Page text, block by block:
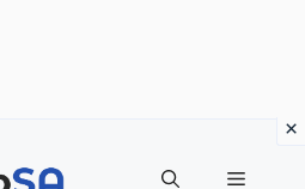
Menu